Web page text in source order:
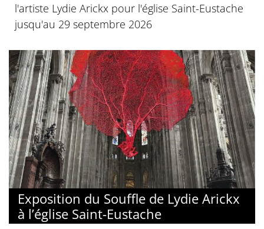
l'artiste Lydie Arickx pour l'église Saint-Eustache
jusqu'au 29 septembre 2026
Exposition du Souffle de Lydie Arickx
à l’église Saint-Eustache